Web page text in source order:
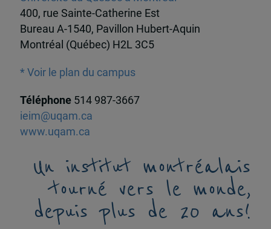
400, rue Sainte-Catherine Est
Bureau A-1540, Pavillon Hubert-Aquin
Montréal (Québec) H2L 3C5
* Voir le plan du campus
Téléphone 514 987-3667
ieim@uqam.ca
www.uqam.ca
Un institut montréalais
tourné vers le monde,
depuis plus de 20 ans!